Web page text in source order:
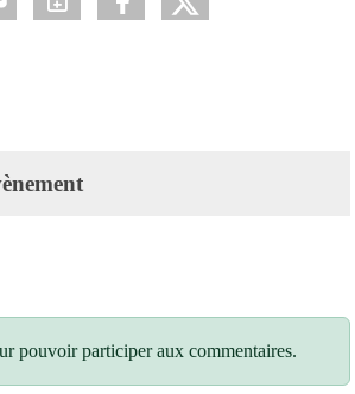
pouvoir participer aux commentaires.